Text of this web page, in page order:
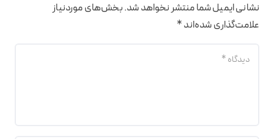
نشانی ایمیل شما منتشر نخواهد شد.بخش‌های موردنیاز
علامت‌گذاری شده‌اند*